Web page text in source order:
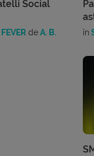
Social
deA. B. în